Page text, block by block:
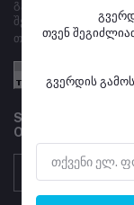
გვერდი
შესაძლებლობა
თავიანთი პროდუქტი
Subscribe to our
Offers, Coupons &
თვენ
გვერდის